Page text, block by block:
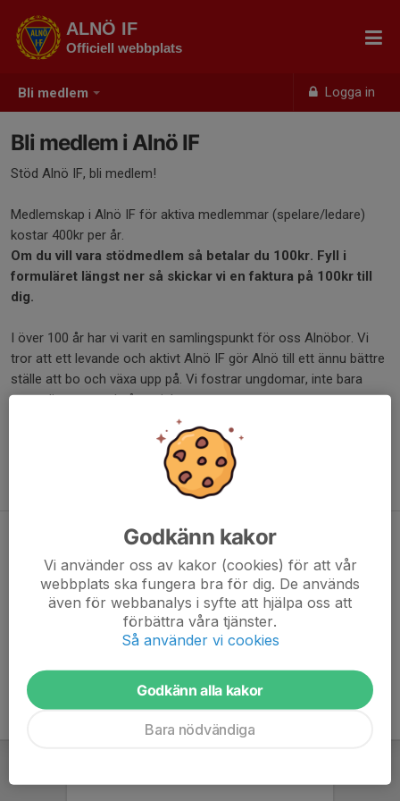
Bli medlem Logga in
ALNÖ IF
Officiell webbplats
Bli medlem i Alnö IF
Stöd Alnö IF, bli medlem!
Medlemskap i Alnö IF för aktiva medlemmar (spelare/ledare)
kostar 400kr per år.
Om du vill vara stödmedlem så betalar du 100kr. Fyll i
formuläret längst ner så skickar vi en faktura på 100kr till
dig.
I över 100 år har vi varit en samlingspunkt för oss Alnöbor. Vi
tror att ett levande och aktivt Alnö IF gör Alnö till ett ännu bättre
ställe att bo och växa upp på. Vi fostrar ungdomar, inte bara
sportsligt utan också socialt.
Alnö IF driver två egna anläggningar för sin verksamhet, Släda
och Äppellunda. Vi är i behov av ekonomiskt stöd för att
finansiera och utveckla den idrottsliga verksamheten såväl som
Bli medlem i Alnö IF
Klicka här!
Bli Stödmedlem i Alnö IF
Klicka här!
Godkänn kakor
Vi använder oss av kakor (cookies) för att vår
webbplats ska fungera bra för dig. De används
även för webbanalys i syfte att hjälpa oss att
förbättra våra tjänster.
Så använder vi cookies
Godkänn alla kakor
Bara nödvändiga